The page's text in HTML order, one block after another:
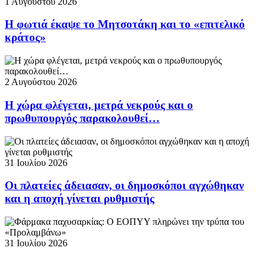
Η φωτιά έκαψε το Μητσοτάκη και το «επιτελικό
κράτος»
2 Αυγούστου 2026
Η χώρα φλέγεται, μετρά νεκρούς και ο
πρωθυπουργός παρακολουθεί…
31 Ιουλίου 2026
Οι πλατείες άδειασαν, οι δημοσκόποι αγχώθηκαν
και η αποχή γίνεται ρυθμιστής
31 Ιουλίου 2026